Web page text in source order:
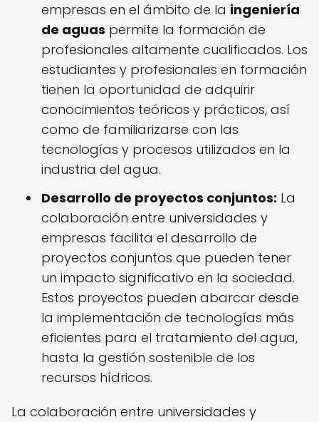
empresas en el ámbito de la ingeniería
de aguas permite la formación de
profesionales altamente cualificados. Los
estudiantes y profesionales en formación
tienen la oportunidad de adquirir
conocimientos teóricos y prácticos, así
como de familiarizarse con las
tecnologías y procesos utilizados en la
industria del agua.
Desarrollo de proyectos conjuntos: La
colaboración entre universidades y
empresas facilita el desarrollo de
proyectos conjuntos que pueden tener
un impacto significativo en la sociedad.
Estos proyectos pueden abarcar desde
la implementación de tecnologías más
eficientes para el tratamiento del agua,
hasta la gestión sostenible de los
recursos hídricos.
La colaboración entre universidades y